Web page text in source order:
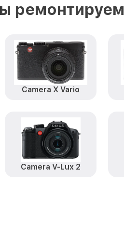
ремонтируем
Camera X Vario
Camera V-Lux 2